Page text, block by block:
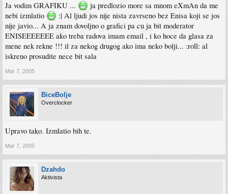
Ja vodim GRAFIKU ...
ja predlozio more sa mnom eXmAn da me
nebi izmlatio
:| Al ljudi jos nije nista zavrseno bez Enisa koji se jos
nije javio... A ja znam dovoljno o grafici pa cu ja bit moderator
ENISEEEEEEE ako treba radova imam email , i ko hoce da glasa za
mene nek rekne !!! il za nekog drugog ako ima neko bolji... :roll: al
iskreno prosudite nece bit sala
Mar 7, 2005
BiceBolje
Overclocker
Upravo tako. Izmlatio bih te.
Mar 7, 2005
Dzahdo
Aktivista